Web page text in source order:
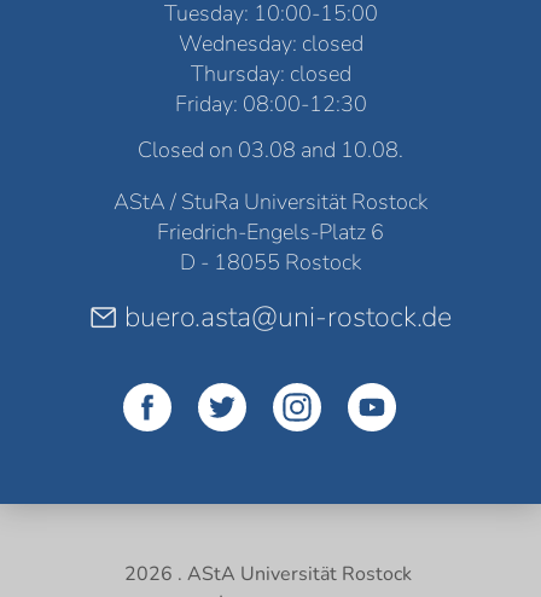
Tuesday: 10:00-15:00
Wednesday: closed
Thursday: closed
Friday: 08:00-12:30
Closed on 03.08 and 10.08.
AStA / StuRa Universität Rostock
Friedrich-Engels-Platz 6
D - 18055 Rostock
buero.asta@uni-rostock.de
2026 . AStA Universität Rostock